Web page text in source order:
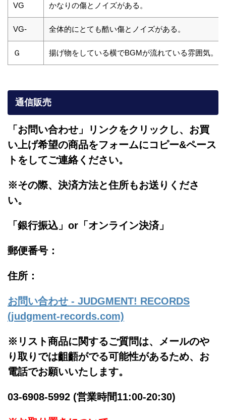
VG かなりの傷とノイズがある。
VG- 全体的にとても酷い傷とノイズがある。
Ｇ 揚げ物をしている横でBGMが流れている雰囲気。
通信販売
「お問い合わせ」リンクをクリックし、 お買
い上げ希望の商品をフォームにコピー&ペース
トをしてご連絡ください。
※その際、決済方法と住所もお送りくださ
い。
「銀行振込」or「 オンライン決済」
郵便番号：
住所：
お問い合わせ - JUDGMENT! RECORDS
(judgment-records.com)
※リスト商品に関するご質問は、メールのや
り取りでは齟齬がでる可能性があるため、お
電話でお願いいたします。
03-6908-5992 (営業時間11:00-20:30)